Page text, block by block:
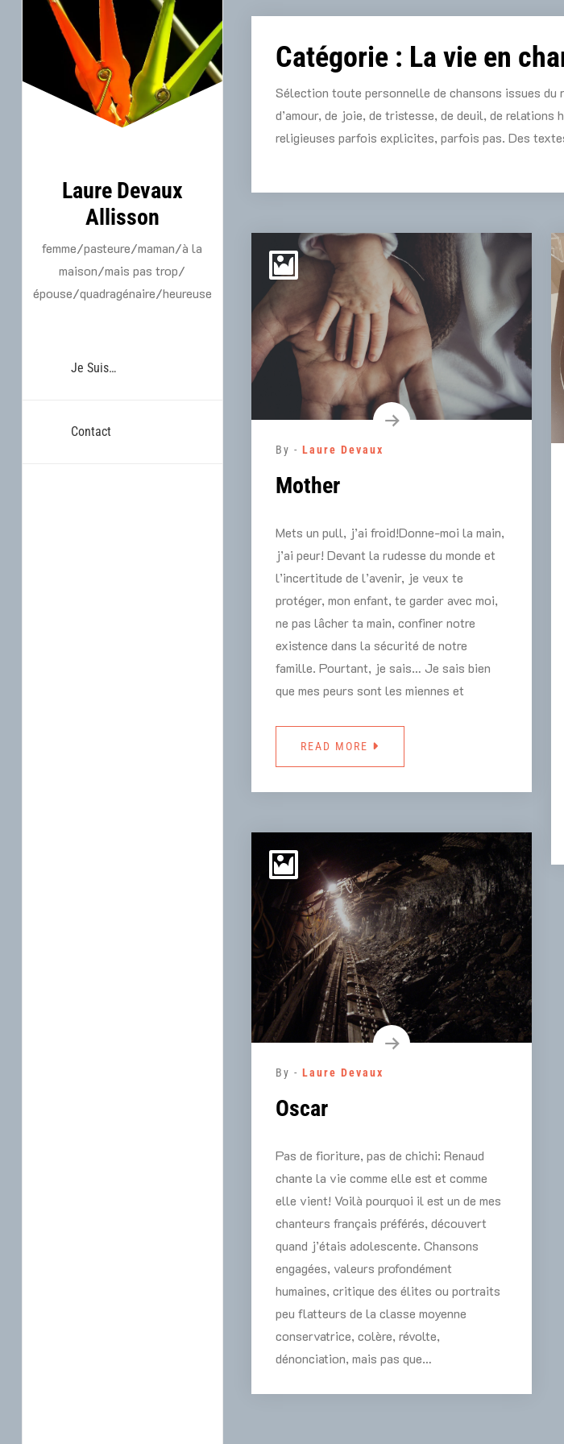
Laure Devaux
Allisson
femme/pasteure/maman/à la
maison/mais pas trop/
épouse/quadragénaire/heureuse
Je Suis…
Contact
Catégorie : La vie en
Sélection toute personnelle de chansons issues du
d’amour, de joie, de tristesse, de deuil, de relations
religieuses parfois explicites, parfois pas. Des
By - Laure Devaux
Mother
Mets un pull, j’ai froid!Donne-moi la main,
j’ai peur! Devant la rudesse du monde et
l’incertitude de l’avenir, je veux te
protéger, mon enfant, te garder avec moi,
ne pas lâcher ta main, confiner notre
existence dans la sécurité de notre
famille. Pourtant, je sais… Je sais bien
que mes peurs sont les miennes et
READ MORE
By - Laure Devaux
Oscar
Pas de fioriture, pas de chichi: Renaud
chante la vie comme elle est et comme
elle vient! Voilà pourquoi il est un de mes
chanteurs français préférés, découvert
quand j’étais adolescente. Chansons
engagées, valeurs profondément
humaines, critique des élites ou portraits
peu flatteurs de la classe moyenne
conservatrice, colère, révolte,
dénonciation, mais pas que…